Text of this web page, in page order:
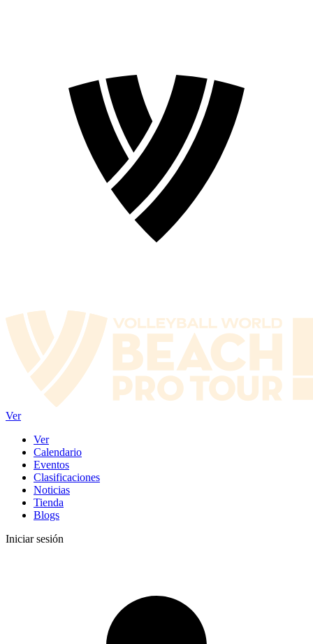
Ver
Ver
Calendario
Eventos
Clasificaciones
Noticias
Tienda
Blogs
Iniciar sesión